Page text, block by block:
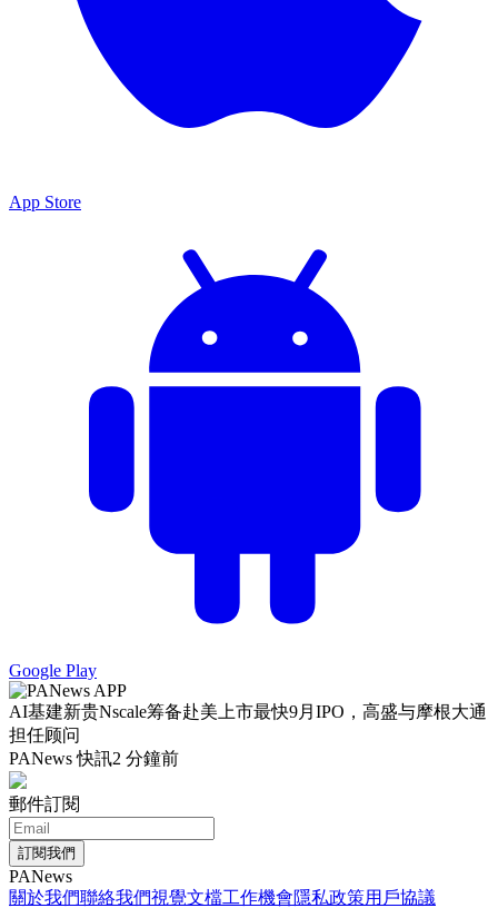
App Store
Google Play
AI基建新贵Nscale筹备赴美上市最快9月IPO，高盛与摩根大通
担任顾问
PANews 快訊2 分鐘前
郵件訂閱
訂閱我們
PANews
關於我們聯絡我們視覺文檔工作機會隱私政策用戶協議